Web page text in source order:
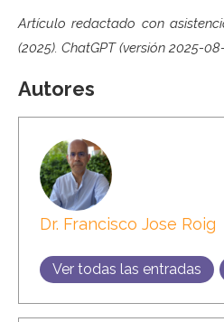
Artículo redactado con
(2025). ChatGPT (versión 2025-
Autores
Dr. Francisco Jose Roig
Ver todas las entradas